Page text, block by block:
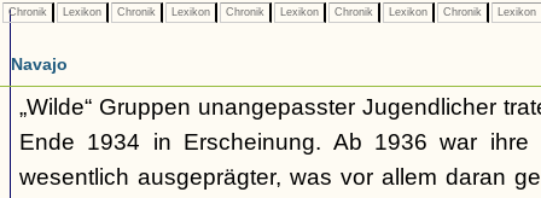
Chronik Lexikon Chronik Lexikon Chronik Lexikon Chronik Lexikon Chronik Lexikon
Navajo
„Wilde“ Gruppen unangepasster Jugendlicher
Ende 1934 in Erscheinung. Ab 1936 war ihre
wesentlich ausgeprägter, was vor allem daran